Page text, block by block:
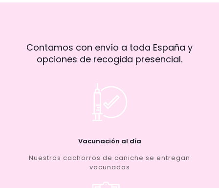
Contamos con envío a toda España y
opciones de recogida presencial.
Vacunación al día
Nuestros cachorros de caniche se entregan
vacunados